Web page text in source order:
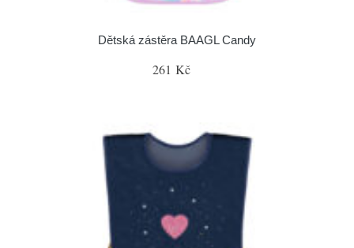
Dětská zástěra BAAGL Candy
261 Kč